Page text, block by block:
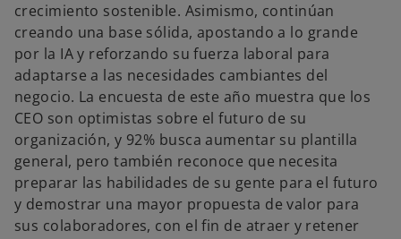
crecimiento sostenible. Asimismo, continúan
creando una base sólida, apostando a lo grande
por la IA y reforzando su fuerza laboral para
adaptarse a las necesidades cambiantes del
negocio. La encuesta de este año muestra que los
CEO son optimistas sobre el futuro de su
organización, y 92% busca aumentar su plantilla
general, pero también reconoce que necesita
preparar las habilidades de su gente para el futuro
y demostrar una mayor propuesta de valor para
sus colaboradores, con el fin de atraer y retener